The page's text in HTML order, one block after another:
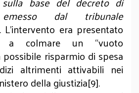
emesso dal tribunale
L’intervento era presentato
a colmare un “vuoto
possibile risparmio di spesa
altrimenti attivabili nei
della giustizia[9].